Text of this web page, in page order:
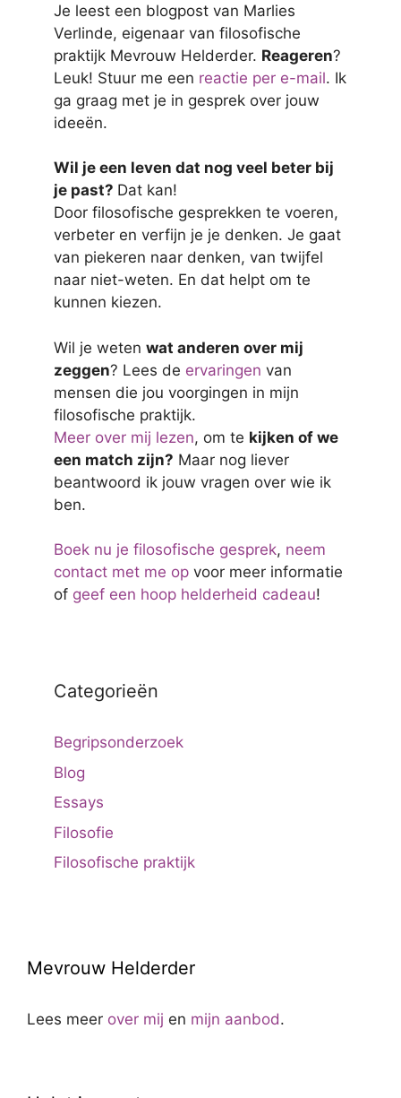
Je leest een blogpost van Marlies
Verlinde, eigenaar van filosofische
praktijk Mevrouw Helderder. Reageren?
Leuk! Stuur me een reactie per e-mail. Ik
ga graag met je in gesprek over jouw
ideeën.
Wil je een leven dat nog veel beter bij
je past? Dat kan!
Door filosofische gesprekken te voeren,
verbeter en verfijn je je denken. Je gaat
van piekeren naar denken, van twijfel
naar niet-weten. En dat helpt om te
kunnen kiezen.
Wil je weten wat anderen over mij
zeggen? Lees de ervaringen van
mensen die jou voorgingen in mijn
filosofische praktijk.
Meer over mij lezen, om te kijken of we
een match zijn? Maar nog liever
beantwoord ik jouw vragen over wie ik
ben.
Boek nu je filosofische gesprek, neem
contact met me op voor meer informatie
of geef een hoop helderheid cadeau!
Categorieën
Begripsonderzoek
Blog
Essays
Filosofie
Filosofische praktijk
Mevrouw Helderder
Lees meer over mij en mijn aanbod.